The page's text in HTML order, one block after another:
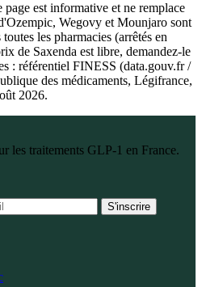
page est informative et ne remplace
Wegovy et Mounjaro sont
les pharmacies (arrêtés en
de Saxenda est libre, demandez-le
: référentiel FINESS (data.gouv.fr /
des médicaments, Légifrance,
2026.
les traitements GLP-1 en France.
S'inscrire